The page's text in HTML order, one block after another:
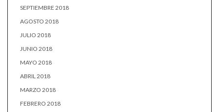
SEPTIEMBRE 2018
AGOSTO 2018
JULIO 2018
JUNIO 2018
MAYO 2018
ABRIL 2018
MARZO 2018
FEBRERO 2018